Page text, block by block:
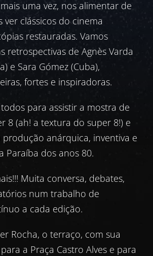
uma vez, nos alimentar de
ver clássicos do cinema
restauradas. Vamos
retrospectivas de Agnès Varda
e Sara Gómez (Cuba),
fortes e inspiradoras.
para assistir a mostra de
8 (ah! a textura do super 8!) e
anárquica, inventiva e
Paraíba dos anos 80.
Muita conversa, debates,
num trabalho de
a cada edição.
Rocha, o terraço, com sua
a Praça Castro Alves e para